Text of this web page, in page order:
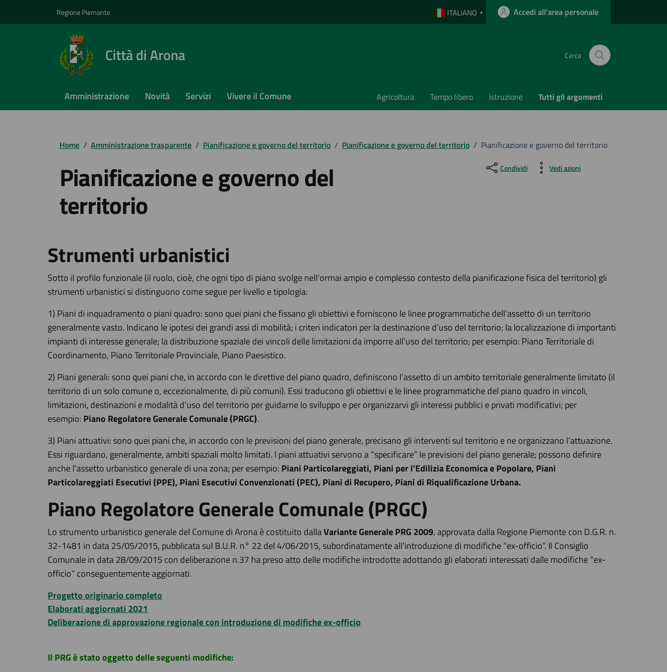
Regione Piemonte ITALIANO ▼ Accedi all'area personale
Città di Arona Cerca
Amministrazione Novità Servizi Vivere il Comune Agricoltura Tempo libero Istruzione Tutti gli argomenti
Home / Amministrazione trasparente / Pianificazione e governo del territorio / Pianificazione e governo del territorio / Pianificazione e governo del territorio
Pianificazione e governo del
territorio
Condividi Vedi azioni
Strumenti urbanistici
Sotto il profilo funzionale (il ruolo, cioè, che ogni tipo di piano svolge nell’ormai ampio e complesso contesto della pianificazione fisica del territorio) gli
strumenti urbanistici si distinguono come segue per livello e tipologia:
1) Piani di inquadramento o piani quadro: sono quei piani che fissano gli obiettivi e forniscono le linee programmatiche dell’assetto di un territorio
generalmente vasto. Indicano le ipotesi dei grandi assi di mobilità; i criteri indicatori per la destinazione d’uso del territorio; la localizzazione di importanti
impianti di interesse generale; la distribuzione spaziale dei vincoli delle limitazioni da imporre all’uso del territorio; per esempio: Piano Territoriale di
Coordinamento, Piano Territoriale Provinciale, Piano Paesistico.
2) Piani generali: sono quei piani che, in accordo con le direttive del piano quadro, definiscono l’assetto di un ambito territoriale generalmente limitato (il
territorio di un solo comune o, eccezionalmente, di più comuni). Essi traducono gli obiettivi e le linee programmatiche del piano quadro in vincoli,
limitazioni, destinazioni e modalità d’uso del territorio per guidarne lo sviluppo e per organizzarvi gli interessi pubblici e privati modificativi; per
esempio: Piano Regolatore Generale Comunale (PRGC).
3) Piani attuativi: sono quei piani che, in accordo con le previsioni del piano generale, precisano gli interventi sul territorio e ne organizzano l’attuazione.
Essi riguardano, generalmente, ambiti spaziali molto limitati. I piani attuativi servono a “specificare” le previsioni del piano generale; possono definire
anche l’assetto urbanistico generale di una zona; per esempio: Piani Particolareggiati, Piani per l’Edilizia Economica e Popolare, Piani
Particolareggiati Esecutivi (PPE), Piani Esecutivi Convenzionati (PEC), Piani di Recupero, Piani di Riqualificazione Urbana.
Piano Regolatore Generale Comunale (PRGC)
Lo strumento urbanistico generale del Comune di Arona è costituito dallaVariante Generale PRG 2009, approvata dalla Regione Piemonte con D.G.R. n.
32-1481 in data 25/05/2015, pubblicata sul B.U.R. n° 22 del 4/06/2015, subordinatamente all’introduzione di modifiche “ex-officio”. Il Consiglio
Comunale in data 28/09/2015 con deliberazione n.37 ha preso atto delle modifiche introdotte adottando gli elaborati interessati dalle modifiche “ex-
officio” conseguentemente aggiornati.
Progetto originario completo
Elaborati aggiornati 2021
Deliberazione di approvazione regionale con introduzione di modifiche ex-officio
Il PRG è stato oggetto delle seguenti modifiche: